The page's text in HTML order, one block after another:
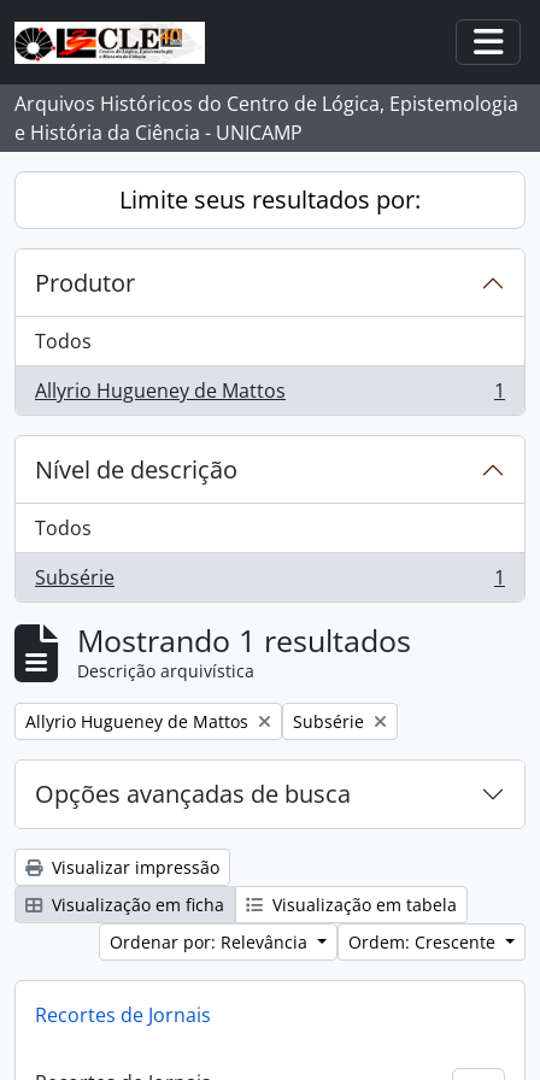
Skip to main content
Arquivos Históricos do Centro de Lógica, Epistemologia
e História da Ciência - UNICAMP
Limite seus resultados por:
Produtor
Todos
Allyrio Hugueney de Mattos
, 1 resultados 1
Nível de descrição
Todos
Subsérie
, 1 resultados 1
Mostrando 1 resultados
Descrição arquivística
Remover filtro:
Allyrio Hugueney de Mattos Remover filtro:
Subsérie
Opções avançadas de busca
Visualizar impressão
Visualização em ficha
Visualização em tabela
Ordenar por: Relevância
Ordem: Crescente
Recortes de Jornais